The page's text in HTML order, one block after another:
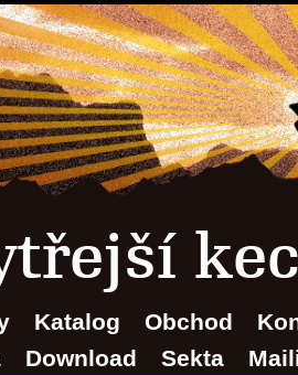
Katalog Obchod
Download Sekta